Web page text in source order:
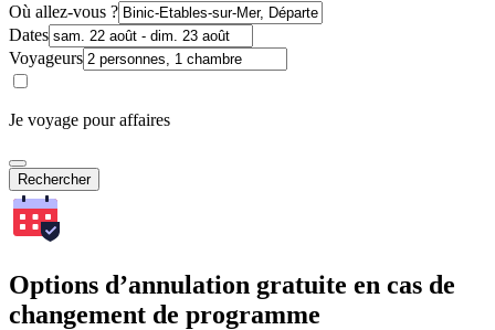
Où allez-vous ?
Dates
Voyageurs
Je voyage pour affaires
Rechercher
Options d’annulation gratuite en cas de
changement de programme